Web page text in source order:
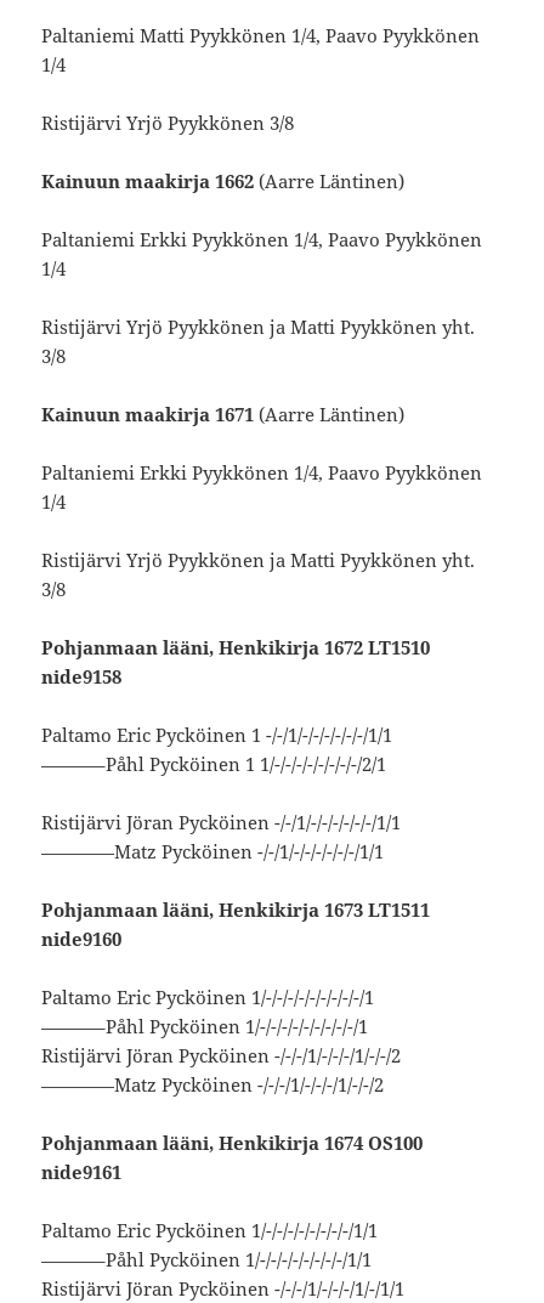
Paltaniemi Matti Pyykkönen 1/4, Paavo Pyykkönen
1/4
Ristijärvi Yrjö Pyykkönen 3/8
Kainuun maakirja 1662(Aarre Läntinen)
Paltaniemi Erkki Pyykkönen 1/4, Paavo Pyykkönen
1/4
Ristijärvi Yrjö Pyykkönen ja Matti Pyykkönen yht.
3/8
Kainuun maakirja 1671(Aarre Läntinen)
Paltaniemi Erkki Pyykkönen 1/4, Paavo Pyykkönen
1/4
Ristijärvi Yrjö Pyykkönen ja Matti Pyykkönen yht.
3/8
Pohjanmaan lääni, Henkikirja 1672 LT1510
nide9158
Paltamo Eric Pycköinen 1 -/-/1/-/-/-/-/-/-/1/1
———–Påhl Pycköinen 1 1/-/-/-/-/-/-/-/-/2/1
Ristijärvi Jöran Pycköinen -/-/1/-/-/-/-/-/-/1/1
————Matz Pycköinen -/-/1/-/-/-/-/-/-/1/1
Pohjanmaan lääni, Henkikirja 1673 LT1511
nide9160
Paltamo Eric Pycköinen 1/-/-/-/-/-/-/-/-/-/1
———–Påhl Pycköinen 1/-/-/-/-/-/-/-/-/-/1
Ristijärvi Jöran Pycköinen -/-/-/1/-/-/-/1/-/-/2
————Matz Pycköinen -/-/-/1/-/-/-/1/-/-/2
Pohjanmaan lääni, Henkikirja 1674 OS100
nide9161
Paltamo Eric Pycköinen 1/-/-/-/-/-/-/-/-/1/1
———–Påhl Pycköinen 1/-/-/-/-/-/-/-/-/1/1
Ristijärvi Jöran Pycköinen -/-/-/1/-/-/-/1/-/1/1